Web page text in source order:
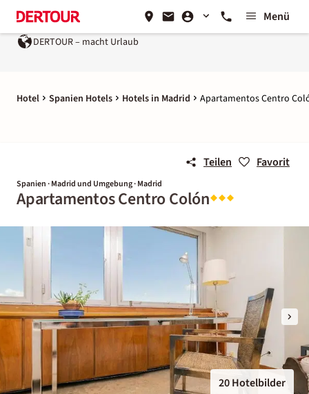
Menü
DERTOUR – macht Urlaub
Hotel Spanien Hotels Hotels in Madrid Apartamentos Centro
Teilen Favorit
Spanien · Madrid und Umgebung · Madrid
Apartamentos Centro Colón
20 Hotelbilder